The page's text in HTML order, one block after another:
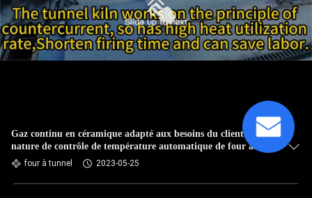
Gaz continu en céramique adapté aux besoins du client de
nature de contrôle de température automatique de four à
tunnel
four à tunnel 2023-05-25